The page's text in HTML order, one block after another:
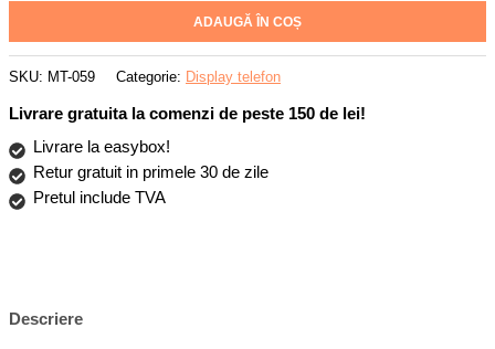
4G
(2023),
Negru,
LCD,
Ecran
Tactil,
ADAUGĂ ÎN COȘ
SKU: MT-059 Categorie: Display telefon
Livrare gratuita la comenzi de peste 150 de lei!
Livrare la easybox!
Retur gratuit in primele 30 de zile
Pretul include TVA
Descriere